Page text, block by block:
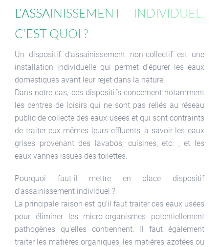
L’assainissement individuel,
c’est quoi ?
Un dispositif d’assainissement non-collectif est une
installation individuelle qui permet d’épurer les eaux
domestiques avant leur rejet dans la nature.
Dans notre cas, ces dispositifs concernent notamment
les centres de loisirs qui ne sont pas reliés au réseau
public de collecte des eaux usées et qui sont contraints
de traiter eux-mêmes leurs effluents, à savoir les eaux
grises provenant des lavabos, cuisines, etc. , et les
eaux vannes issues des toilettes.
Pourquoi faut-il mettre en place dispositif
d’assainissement individuel ?
La principale raison est qu’il faut traiter ces eaux usées
pour éliminer les micro-organismes potentiellement
pathogènes qu’elles contiennent. Il faut également
traiter les matières organiques, les matières azotées ou